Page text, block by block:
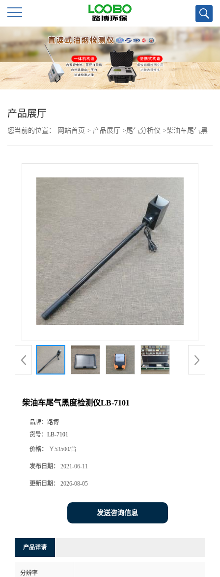
公
司
首
页
公
品
厅
系
产品展厅
您当前的位置： 网站首页 > 产品展厅 >尾气分析仪 >柴油车尾气黑
柴油车尾气黑度检测仪LB-7101
品牌： 路博
货号： LB-7101
价格： ￥53500/台
发布日期： 2021-06-11
更新日期： 2026-08-05
发送咨询信息
产品详请
分辨率